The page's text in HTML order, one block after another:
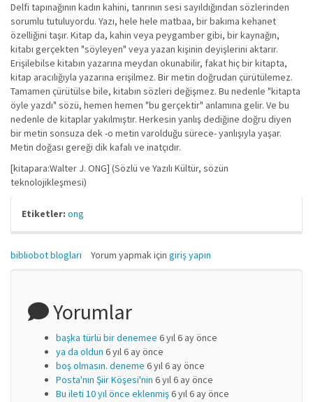
Delfi tapınağının kadın kahini, tanrının sesi sayıldığından sözlerinden
sorumlu tutuluyordu. Yazı, hele hele matbaa, bir bakıma kehanet
özelliğini taşır. Kitap da, kahin veya peygamber gibi, bir kaynağın,
kitabı gerçekten "söyleyen" veya yazan kişinin deyişlerini aktarır.
Erişilebilse kitabın yazarına meydan okunabilir, fakat hiç bir kitapta,
kitap aracılığıyla yazarına erişilmez. Bir metin doğrudan çürütülemez.
Tamamen çürütülse bile, kitabın sözleri değişmez. Bu nedenle "kitapta
öyle yazdı" sözü, hemen hemen "bu gerçektir" anlamına gelir. Ve bu
nedenle de kitaplar yakılmıştır. Herkesin yanlış dediğine doğru diyen
bir metin sonsuza dek -o metin varolduğu sürece- yanlışıyla yaşar.
Metin doğası gereği dik kafalı ve inatçıdır.
[kitapara:Walter J. ONG] (Sözlü ve Yazılı Kültür, sözün
teknolojikleşmesi)
Etiketler: ong
bibliobot blogları Yorum yapmak için giriş yapın
Yorumlar
başka türlü bir denemee 6 yıl 6 ay önce
ya da oldun 6 yıl 6 ay önce
boş olmasın. deneme 6 yıl 6 ay önce
Posta'nın Şiir Köşesi'nin 6 yıl 6 ay önce
Bu ileti 10 yıl önce eklenmiş6 yıl 6 ay önce